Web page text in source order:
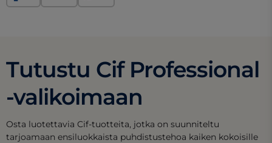
Tutustu Cif Professional
-valikoimaan
Osta luotettavia Cif-tuotteita, jotka on suunniteltu
tarjoamaan ensiluokkaista puhdistustehoa kaiken kokoisille